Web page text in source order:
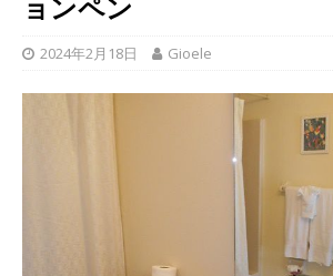
2024年2月18日 Gioele